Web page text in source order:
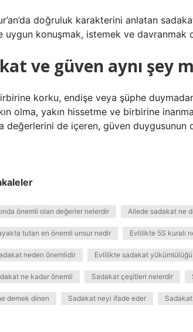
doğruluk karakterini anlatan
uygun konuşmak, istemek ve davranmak
ve güven aynı şey
korku, endişe veya şüphe
olma, yakın hissetme ve birbirine
değerlerini de içeren, güven duygusunun
önemli olan değerler nelerdir Ailede sadakat ne
tutan en önemli unsur nedir Evlilikte 5S kuralı
neden önemlidir Evlilikte sadakat
ne kadar önemli Sadakat çeşitleri nelerdir
demek dinen Sadakat neyi ifade eder